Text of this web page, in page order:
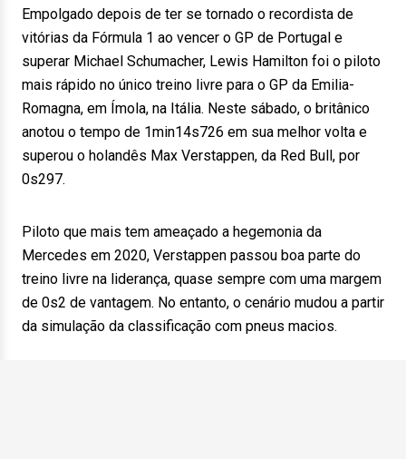
Empolgado depois de ter se tornado o recordista de
vitórias da Fórmula 1 ao vencer o GP de Portugal e
superar Michael Schumacher, Lewis Hamilton foi o piloto
mais rápido no único treino livre para o GP da Emilia-
Romagna, em Ímola, na Itália. Neste sábado, o britânico
anotou o tempo de 1min14s726 em sua melhor volta e
superou o holandês Max Verstappen, da Red Bull, por
0s297.
Piloto que mais tem ameaçado a hegemonia da
Mercedes em 2020, Verstappen passou boa parte do
treino livre na liderança, quase sempre com uma margem
de 0s2 de vantagem. No entanto, o cenário mudou a partir
da simulação da classificação com pneus macios.